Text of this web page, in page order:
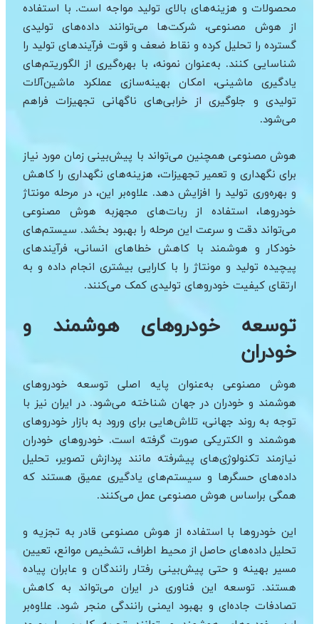
محصولات و هزینه‌های بالای تولید مواجه است. با استفاده
از هوش مصنوعی، شرکت‌ها می‌توانند داده‌های تولیدی
گسترده را تحلیل کرده و نقاط ضعف و قوت فرآیندهای تولید را
شناسایی کنند. به‌عنوان نمونه، با بهره‌گیری از الگوریتم‌های
یادگیری ماشینی، امکان بهینه‌سازی عملکرد ماشین‌آلات
تولیدی و جلوگیری از خرابی‌های ناگهانی تجهیزات فراهم
می‌شود.
هوش مصنوعی همچنین می‌تواند با پیش‌بینی زمان مورد نیاز
برای نگهداری و تعمیر تجهیزات، هزینه‌های نگهداری را کاهش
و بهره‌وری تولید را افزایش دهد. علاوه‌بر این، در مرحله مونتاژ
خودروها، استفاده از ربات‌های مجهزبه هوش مصنوعی
می‌تواند دقت و سرعت این مرحله را بهبود بخشد. سیستم‌های
خودکار و هوشمند با کاهش خطاهای انسانی، فرآیندهای
پیچیده تولید و مونتاژ را با کارایی بیشتری انجام داده و به
ارتقای کیفیت خودروهای تولیدی کمک می‌کنند.
توسعه خودروهای هوشمند و
خودران
هوش مصنوعی به‌عنوان پایه اصلی توسعه خودروهای
هوشمند و خودران در جهان شناخته می‌شود. در ایران نیز با
توجه به روند جهانی، تلاش‌هایی برای ورود به بازار خودروهای
هوشمند و الکتریکی صورت گرفته است. خودروهای خودران
نیازمند تکنولوژی‌های پیشرفته مانند پردازش تصویر، تحلیل
داده‌های حسگرها و سیستم‌های یادگیری عمیق هستند که
همگی براساس هوش مصنوعی عمل می‌کنند.
این خودروها با استفاده از هوش مصنوعی قادر به تجزیه و
تحلیل داده‌های حاصل از محیط اطراف، تشخیص موانع، تعیین
مسیر بهینه و حتی پیش‌بینی رفتار رانندگان و عابران پیاده
هستند. توسعه این فناوری در ایران می‌تواند به کاهش
تصادفات جاده‌ای و بهبود ایمنی رانندگی منجر شود. علاوه‌بر